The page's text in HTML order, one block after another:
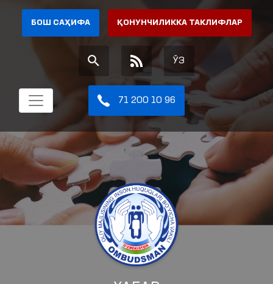
БОШ САҲИФА ҚОНУНЧИЛИККА ТАКЛИФЛАР
ЎЗ
71 200 10 96